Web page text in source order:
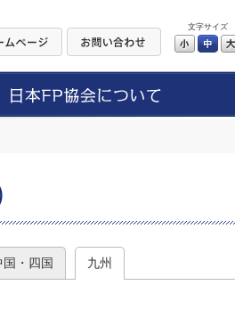
文字サイズ
小 中
国・四国 九州